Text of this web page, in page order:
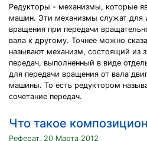
Редукторы - механизмы, которые
машин. Эти механизмы служат для
вращения при передачи
вала к другому. Точнее можно
называют механизм, состоящий из
передач, выполненный в виде
для передачи вращения от вала
машины. То есть редуктором
сочетание передач.
Что такое
Реферат, 20 Марта 2012